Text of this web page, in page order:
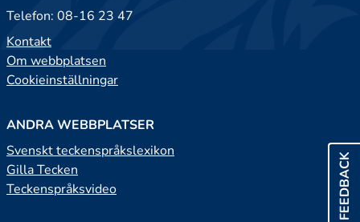
FEEDBACK
Telefon: 08-16 23 47
Kontakt
Om webbplatsen
Cookieinställningar
ANDRA WEBBPLATSER
Svenskt teckenspråkslexikon
Gilla Tecken
Teckenspråksvideo